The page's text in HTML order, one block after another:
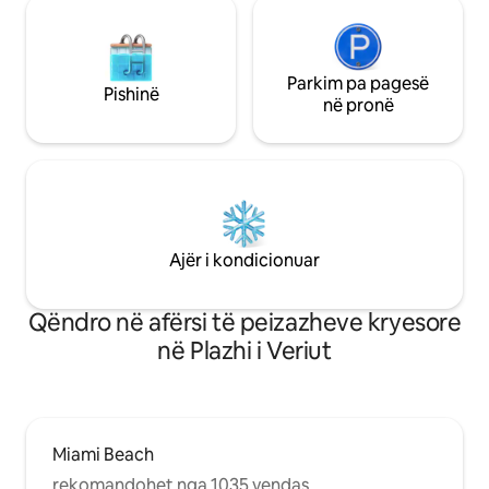
Pishinë
Parkim pa pagesë
në pronë
Ajër i kondicionuar
Qëndro në afërsi të peizazheve kryesore
në Plazhi i Veriut
Miami Beach